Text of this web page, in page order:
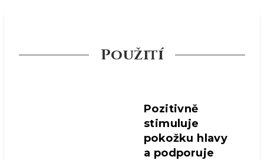
Použití
Pozitivně
stimuluje
pokožku hlavy
a podporuje